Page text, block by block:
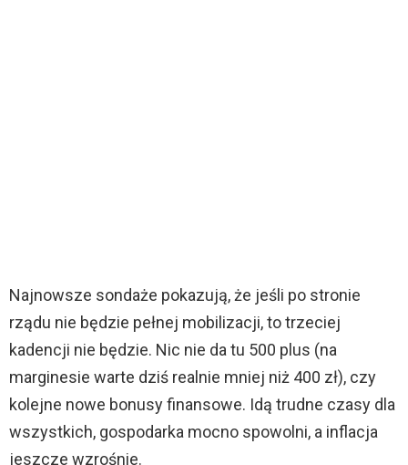
Najnowsze sondaże pokazują, że jeśli po stronie
rządu nie będzie pełnej mobilizacji, to trzeciej
kadencji nie będzie. Nic nie da tu 500 plus (na
marginesie warte dziś realnie mniej niż 400 zł), czy
kolejne nowe bonusy finansowe. Idą trudne czasy dla
wszystkich, gospodarka mocno spowolni, a inflacja
jeszcze wzrośnie.